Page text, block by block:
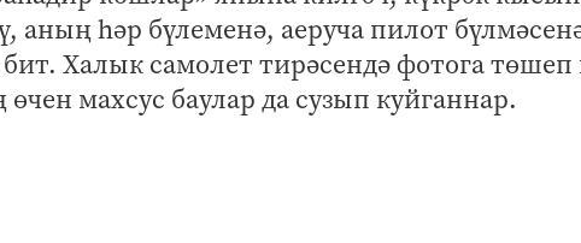
һәр бүлеменә, аеруча пилот
Халык самолет тирәсендә фотога төшеп
махсус баулар да сузып куйганнар.